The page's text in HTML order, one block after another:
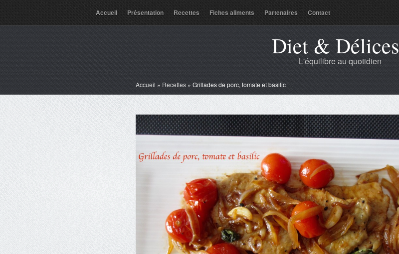
Accueil Présentation Recettes Fiches aliments Partenaires Contact
Diet & Délices
L'équilibre au quotidien
Accueil » Recettes » Grillades de porc, tomate et basilic